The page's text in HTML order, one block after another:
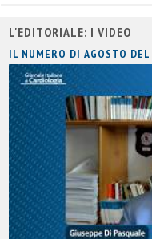
L'EDITORIALE: I VIDEO
IL NUMERO DI AGOSTO